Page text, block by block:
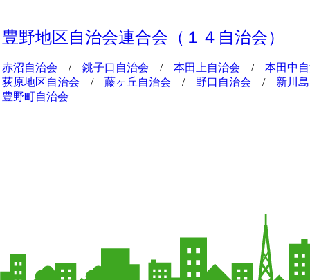
豊野地区自治会連合会（１４自治会）
赤沼自治会 / 銚子口自治会 / 本田上自治会 / 本田中
荻原地区自治会 / 藤ヶ丘自治会 / 野口自治会 / 新川
豊野町自治会